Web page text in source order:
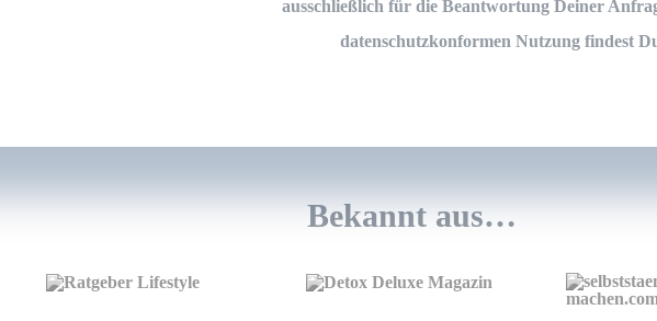
ausschließlich für die Beantwortung Deiner
datenschutzkonformen Nutzung findest
Bekannt aus…